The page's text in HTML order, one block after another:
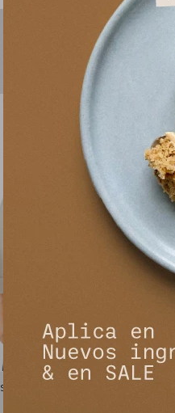
Sweater Vilma - Beige